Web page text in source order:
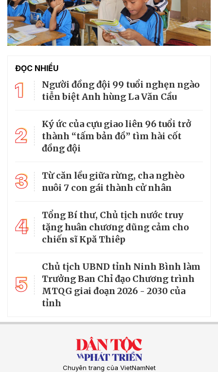
ĐỌC NHIỀU
1
Người đồng đội 99 tuổi nghẹn ngào
tiễn biệt Anh hùng La Văn Cầu
2
Ký ức của cựu giao liên 96 tuổi trở
thành “tấm bản đồ” tìm hài cốt
đồng đội
3
Từ căn lều giữa rừng, cha nghèo
nuôi 7 con gái thành cử nhân
4
Tổng Bí thư, Chủ tịch nước truy
tặng huân chương dũng cảm cho
chiến sĩ Kpă Thiêp
5
Chủ tịch UBND tỉnh Ninh Bình làm
Trưởng Ban Chỉ đạo Chương trình
MTQG giai đoạn 2026 - 2030 của
tỉnh
Chuyên trang của VietNamNet